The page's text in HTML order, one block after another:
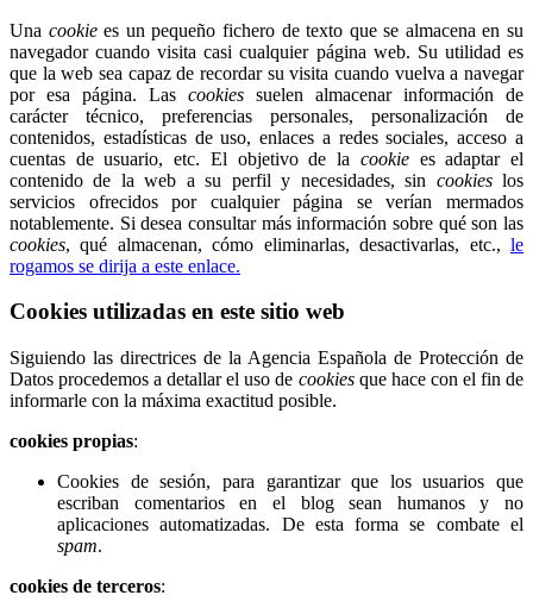
Una cookiees un pequeño fichero de texto que se almacena en su
navegador cuando visita casi cualquier página web. Su utilidad es
que la web sea capaz de recordar su visita cuando vuelva a navegar
por esa página. Las cookies suelen almacenar información de
carácter técnico, preferencias personales, personalización de
contenidos, estadísticas de uso, enlaces a redes sociales, acceso a
cuentas de usuario, etc. El objetivo de la cookiees adaptar el
contenido de la web a su perfil y necesidades, sin cookieslos
servicios ofrecidos por cualquier página se verían mermados
notablemente. Si desea consultar más información sobre qué son las
cookies, qué almacenan, cómo eliminarlas, desactivarlas, etc., le
rogamos se dirija a este enlace.
Cookies utilizadas en este sitio web
Siguiendo las directrices de la Agencia Española de Protección de
Datos procedemos a detallar el uso de cookiesque hace con el fin de
informarle con la máxima exactitud posible.
cookies propias:
Cookies de sesión, para garantizar que los usuarios que
escriban comentarios en el blog sean humanos y no
aplicaciones automatizadas. De esta forma se combate el
spam.
cookies de terceros: